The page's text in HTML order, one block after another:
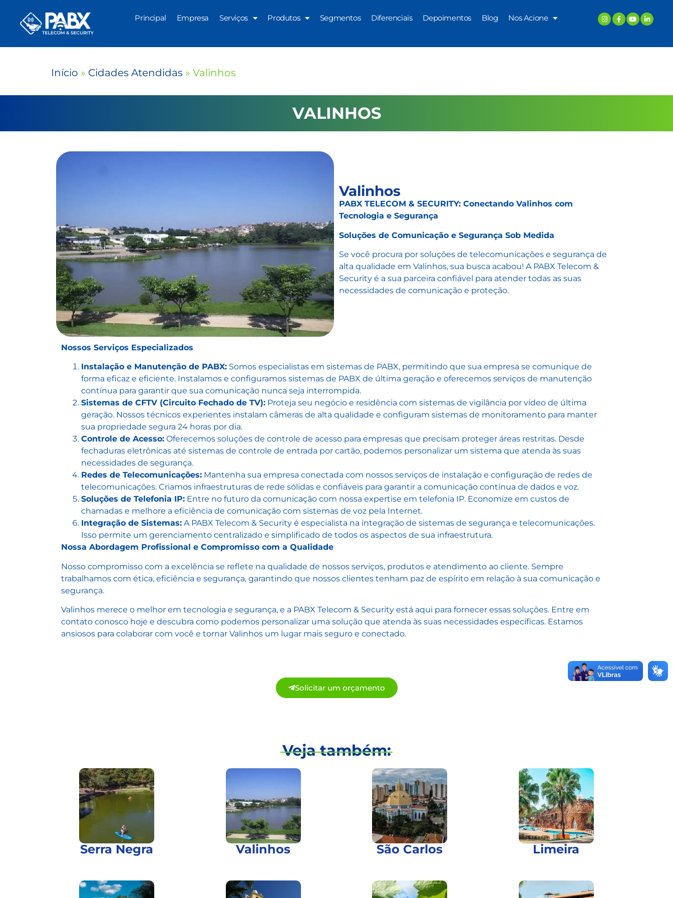
Principal Empresa Serviços Produtos Segmentos Diferenciais Depoimentos Blog Nos Acione
Início » Cidades Atendidas » Valinhos
VALINHOS
Valinhos
PABX TELECOM & SECURITY: Conectando Valinhos com
Tecnologia e Segurança
Soluções de Comunicação e Segurança Sob Medida
Se você procura por soluções de telecomunicações e segurança de
alta qualidade em Valinhos, sua busca acabou! A PABX Telecom &
Security é a sua parceira confiável para atender todas as suas
necessidades de comunicação e proteção.
Nossos Serviços Especializados
Instalação e Manutenção de PABX: Somos especialistas em sistemas de PABX, permitindo que sua empresa se comunique de
forma eficaz e eficiente. Instalamos e configuramos sistemas de PABX de última geração e oferecemos serviços de manutenção
contínua para garantir que sua comunicação nunca seja interrompida.
Sistemas de CFTV (Circuito Fechado de TV): Proteja seu negócio e residência com sistemas de vigilância por vídeo de última
geração. Nossos técnicos experientes instalam câmeras de alta qualidade e configuram sistemas de monitoramento para manter
sua propriedade segura 24 horas por dia.
Controle de Acesso: Oferecemos soluções de controle de acesso para empresas que precisam proteger áreas restritas. Desde
fechaduras eletrônicas até sistemas de controle de entrada por cartão, podemos personalizar um sistema que atenda às suas
necessidades de segurança.
Redes de Telecomunicações: Mantenha sua empresa conectada com nossos serviços de instalação e configuração de redes de
telecomunicações. Criamos infraestruturas de rede sólidas e confiáveis para garantir a comunicação contínua de dados e voz.
Soluções de Telefonia IP: Entre no futuro da comunicação com nossa expertise em telefonia IP. Economize em custos de
chamadas e melhore a eficiência de comunicação com sistemas de voz pela Internet.
Integração de Sistemas: A PABX Telecom & Security é especialista na integração de sistemas de segurança e telecomunicações.
Isso permite um gerenciamento centralizado e simplificado de todos os aspectos de sua infraestrutura.
Nossa Abordagem Profissional e Compromisso com a Qualidade
Nosso compromisso com a excelência se reflete na qualidade de nossos serviços, produtos e atendimento ao cliente. Sempre
trabalhamos com ética, eficiência e segurança, garantindo que nossos clientes tenham paz de espírito em relação à sua comunicação e
segurança.
Valinhos merece o melhor em tecnologia e segurança, e a PABX Telecom & Security está aqui para fornecer essas soluções. Entre em
contato conosco hoje e descubra como podemos personalizar uma solução que atenda às suas necessidades específicas. Estamos
ansiosos para colaborar com você e tornar Valinhos um lugar mais seguro e conectado.
Solicitar um orçamento
Veja também:
Serra Negra Valinhos São Carlos Limeira